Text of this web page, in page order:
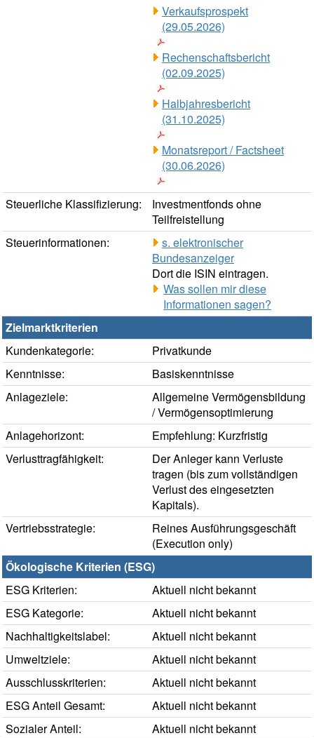
Verkaufsprospekt
(29.05.2026)
Rechenschaftsbericht
(02.09.2025)
Halbjahresbericht
(31.10.2025)
Monatsreport / Factsheet
(30.06.2026)
Steuerliche Klassifizierung:
Investmentfonds ohne
Teilfreistellung
Steuerinformationen:
s. elektronischer
Bundesanzeiger
Dort die ISIN eintragen.
Was sollen mir diese
Informationen sagen?
Zielmarktkriterien
Kundenkategorie:
Privatkunde
Kenntnisse:
Basiskenntnisse
Anlageziele:
Allgemeine Vermögensbildung
/ Vermögensoptimierung
Anlagehorizont:
Empfehlung: Kurzfristig
Verlusttragfähigkeit:
Der Anleger kann Verluste
tragen (bis zum vollständigen
Verlust des eingesetzten
Kapitals).
Vertriebsstrategie:
Reines Ausführungsgeschäft
(Execution only)
Ökologische Kriterien (ESG)
ESG Kriterien:
Aktuell nicht bekannt
ESG Kategorie:
Aktuell nicht bekannt
Nachhaltigkeitslabel:
Aktuell nicht bekannt
Umweltziele:
Aktuell nicht bekannt
Ausschlusskriterien:
Aktuell nicht bekannt
ESG Anteil Gesamt:
Aktuell nicht bekannt
Sozialer Anteil:
Aktuell nicht bekannt